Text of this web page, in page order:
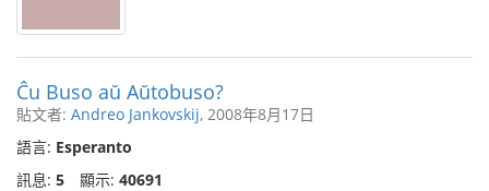
Ĉu Buso aŭ Aŭtobuso?
貼文者: Andreo Jankovskij, 2008年8月17日
語言: Esperanto
訊息: 5 顯示: 40691